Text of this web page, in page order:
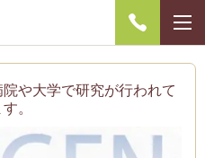
や大学で研究が行われて
。